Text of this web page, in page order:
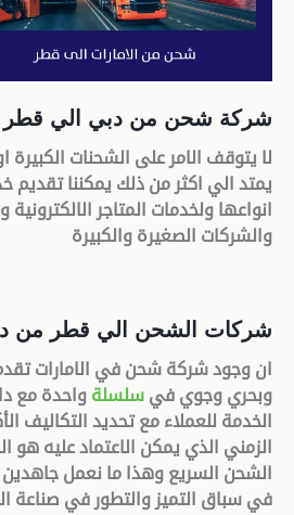
شركة شحن من دبي الي قطر
لا يتوقف الامر على الشحنات الكبيرة
يمتد الي اكثر من ذلك يمكننا تقديم
انواعها ولخدمات المتاجر الالكترونية
والشركات الصغيرة والكبيرة
شركات الشحن الي قطر من
ان وجود شركة شحن في الامارات
وبحري وجوي في سلسلة واحدة مع
الخدمة للعملاء مع تحديد التكاليف
الزمني الذي يمكن الاعتماد عليه هو
الشحن السريع وهذا ما نعمل
في سباق التميز والتطور في